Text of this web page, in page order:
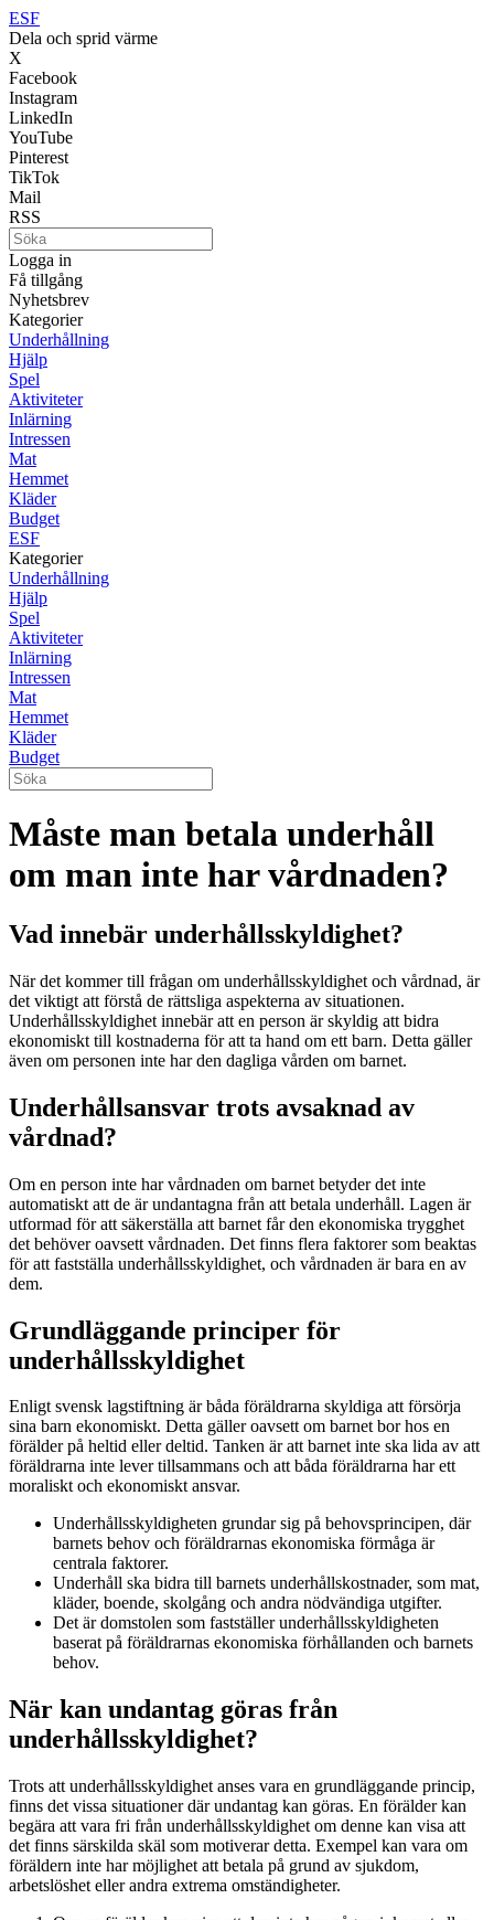
ESF
Dela och sprid värme
X
Facebook
Instagram
LinkedIn
YouTube
Pinterest
TikTok
Mail
RSS
Logga in
Få tillgång
Nyhetsbrev
Kategorier
Underhållning
Hjälp
Spel
Aktiviteter
Inlärning
Intressen
Mat
Hemmet
Kläder
Budget
ESF
Kategorier
Underhållning
Hjälp
Spel
Aktiviteter
Inlärning
Intressen
Mat
Hemmet
Kläder
Budget
Måste man betala underhåll
om man inte har vårdnaden?
Vad innebär underhållsskyldighet?
När det kommer till frågan om underhållsskyldighet och vårdnad, är
det viktigt att förstå de rättsliga aspekterna av situationen.
Underhållsskyldighet innebär att en person är skyldig att bidra
ekonomiskt till kostnaderna för att ta hand om ett barn. Detta gäller
även om personen inte har den dagliga vården om barnet.
Underhållsansvar trots avsaknad av
vårdnad?
Om en person inte har vårdnaden om barnet betyder det inte
automatiskt att de är undantagna från att betala underhåll. Lagen är
utformad för att säkerställa att barnet får den ekonomiska trygghet
det behöver oavsett vårdnaden. Det finns flera faktorer som beaktas
för att fastställa underhållsskyldighet, och vårdnaden är bara en av
dem.
Grundläggande principer för
underhållsskyldighet
Enligt svensk lagstiftning är båda föräldrarna skyldiga att försörja
sina barn ekonomiskt. Detta gäller oavsett om barnet bor hos en
förälder på heltid eller deltid. Tanken är att barnet inte ska lida av att
föräldrarna inte lever tillsammans och att båda föräldrarna har ett
moraliskt och ekonomiskt ansvar.
Underhållsskyldigheten grundar sig på behovsprincipen, där
barnets behov och föräldrarnas ekonomiska förmåga är
centrala faktorer.
Underhåll ska bidra till barnets underhållskostnader, som mat,
kläder, boende, skolgång och andra nödvändiga utgifter.
Det är domstolen som fastställer underhållsskyldigheten
baserat på föräldrarnas ekonomiska förhållanden och barnets
behov.
När kan undantag göras från
underhållsskyldighet?
Trots att underhållsskyldighet anses vara en grundläggande princip,
finns det vissa situationer där undantag kan göras. En förälder kan
begära att vara fri från underhållsskyldighet om denne kan visa att
det finns särskilda skäl som motiverar detta. Exempel kan vara om
föräldern inte har möjlighet att betala på grund av sjukdom,
arbetslöshet eller andra extrema omständigheter.